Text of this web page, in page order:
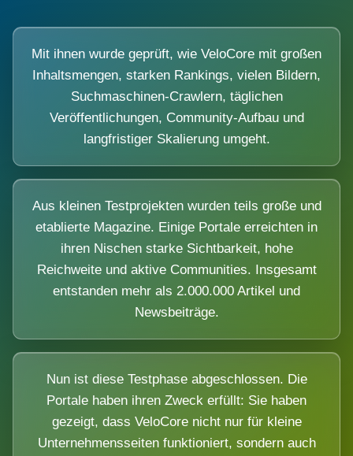
Mit ihnen wurde geprüft, wie VeloCore mit großen
Inhaltsmengen, starken Rankings, vielen Bildern,
Suchmaschinen-Crawlern, täglichen
Veröffentlichungen, Community-Aufbau und
langfristiger Skalierung umgeht.
Aus kleinen Testprojekten wurden teils große und
etablierte Magazine. Einige Portale erreichten in
ihren Nischen starke Sichtbarkeit, hohe
Reichweite und aktive Communities. Insgesamt
entstanden mehr als 2.000.000 Artikel und
Newsbeiträge.
Nun ist diese Testphase abgeschlossen. Die
Portale haben ihren Zweck erfüllt: Sie haben
gezeigt, dass VeloCore nicht nur für kleine
Unternehmensseiten funktioniert, sondern auch